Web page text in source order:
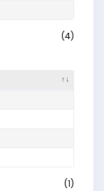
(4)
(1)